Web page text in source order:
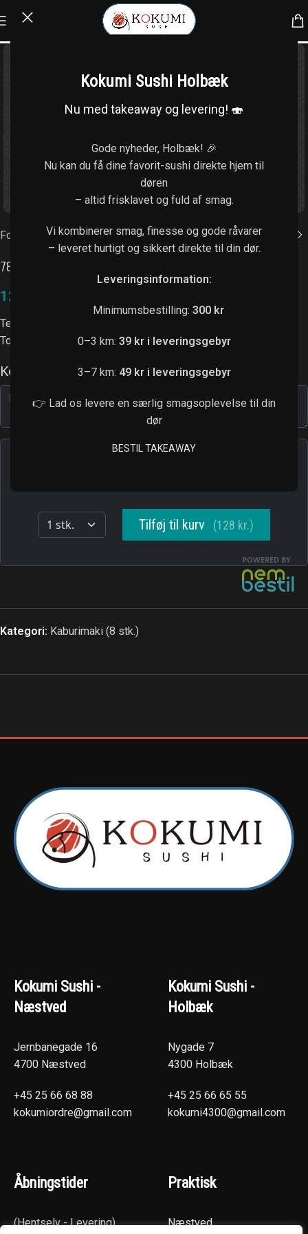
Kokumi Sushi Holbæk
Nu med takeaway og levering! 🍣
Gode nyheder, Holbæk! 🎉
Nu kan du få dine favorit-sushi direkte hjem til
døren
– altid frisklavet og fuld af smag.
Vi kombinerer smag, finesse og gode råvarer
– leveret hurtigt og sikkert direkte til din dør.
Leveringsinformation:
Minimumsbestilling: 300 kr
0–3 km: 39 kr i leveringsgebyr
3–7 km: 49 kr i leveringsgebyr
👉 Lad os levere en særlig smagsoplevelse til din
dør
BESTIL TAKEAWAY
Forside Kaburimaki (8 stk.)
78. Kokumi roll
128,00
Tempura reje, avocado, agurk
Toppet med laks, lakserogn, chilimayo og forårsløg
Kategori: Kaburimaki (8 stk.)
Kokumi Sushi -
Næstved
Jernbanegade 16
4700 Næstved
+45 25 66 68 88
kokumiordre@gmail.com
Kokumi Sushi -
Holbæk
Nygade 7
4300 Holbæk
+45 25 66 65 55
kokumi4300@gmail.com
Åbningstider
(Hentselv - Levering)
Praktisk
Næstved